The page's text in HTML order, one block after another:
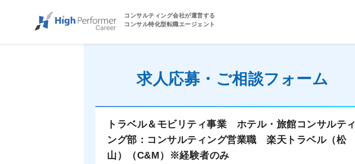
コンサルティング会社が運営する
コンサル特化型転職エージェント
求人応募・ご相談フォーム
トラベル＆モビリティ事業 ホテル・旅館コンサルティ
ング部：コンサルティング営業職 楽天トラベル（松
山）（C&M）※経験者のみ